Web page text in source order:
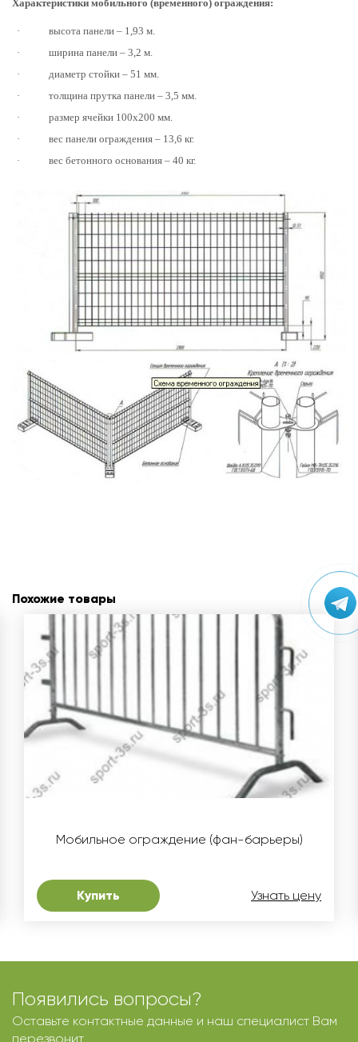
Характеристики мобильного (временного) ограждения:
·
высота панели – 1,93 м.
·
ширина панели – 3,2 м.
·
диаметр стойки – 51 мм.
·
толщина прутка панели – 3,5 мм.
·
размер ячейки 100х200 мм.
·
вес панели ограждения – 13,6 кг.
·
вес бетонного основания – 40 кг.
Похожие товары
Мобильное ограждение (фан-барьеры)
Купить Узнать цену
Появились вопросы?
Оставьте контактные данные и наш специалист Вам
перезвонит